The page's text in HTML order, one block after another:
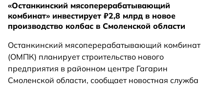
«Останкинский мясоперерабатывающий
комбинат» инвестирует ₽2,8 млрд в новое
производство колбас в Смоленской области
Останкинский мясоперерабатывающий комбинат
(ОМПК) планирует строительство нового
предприятия в районном центре Гагарин
Смоленской области, сообщает новостная служба